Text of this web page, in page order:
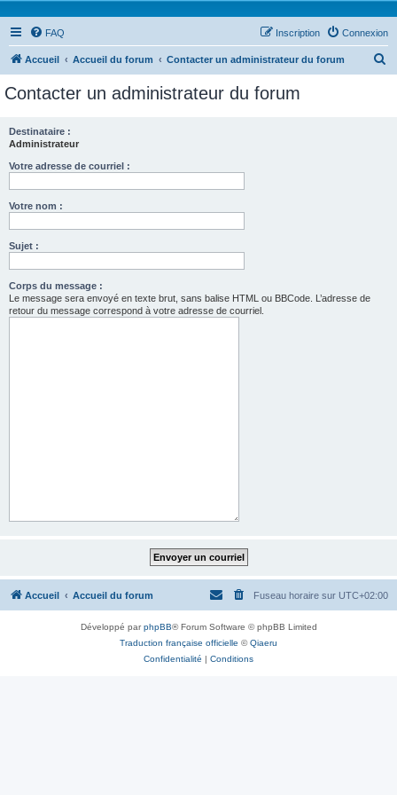
FAQ Connexion
Inscription
Accueil Accueil du forum Contacter un administrateur du forum
Contacter un administrateur du forum
Destinataire :
Administrateur
Votre adresse de courriel :
Votre nom :
Sujet :
Corps du message :
Le message sera envoyé en texte brut, sans balise HTML ou BBCode. L’adresse de
retour du message correspond à votre adresse de courriel.
Accueil Accueil du forum Fuseau horaire sur UTC+02:00
Développé parphpBB® Forum Software © phpBB Limited
Traduction française officielle ©Qiaeru
Confidentialité | Conditions